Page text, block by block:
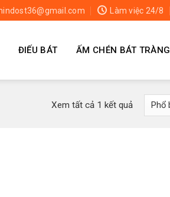
Làm việc 24/8
ĐIẾU BÁT ẤM CHÉN BÁT TRÀNG
Xem tất cả 1 kết quả